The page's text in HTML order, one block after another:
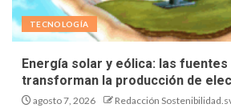
TECNOLOGÍA
Energía solar y eólica: las
transforman la producción de
agosto 7, 2026 Redacción